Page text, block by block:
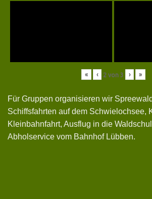
« ‹ 2von 3 › »
Für Gruppen organisieren wir
Schiffsfahrten auf dem Schwielochsee,
Kleinbahnfahrt, Ausflug in die
Abholservice vom Bahnhof Lübben.